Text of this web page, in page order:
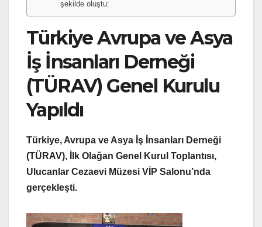
şekilde oluştu:
Türkiye Avrupa ve Asya
İş İnsanları Derneği
(TÜRAV) Genel Kurulu
Yapıldı
Türkiye, Avrupa ve Asya İş İnsanları Derneği
(TÜRAV), İlk Olağan Genel Kurul Toplantısı,
Ulucanlar Cezaevi Müzesi VİP Salonu’nda
gerçekleşti.